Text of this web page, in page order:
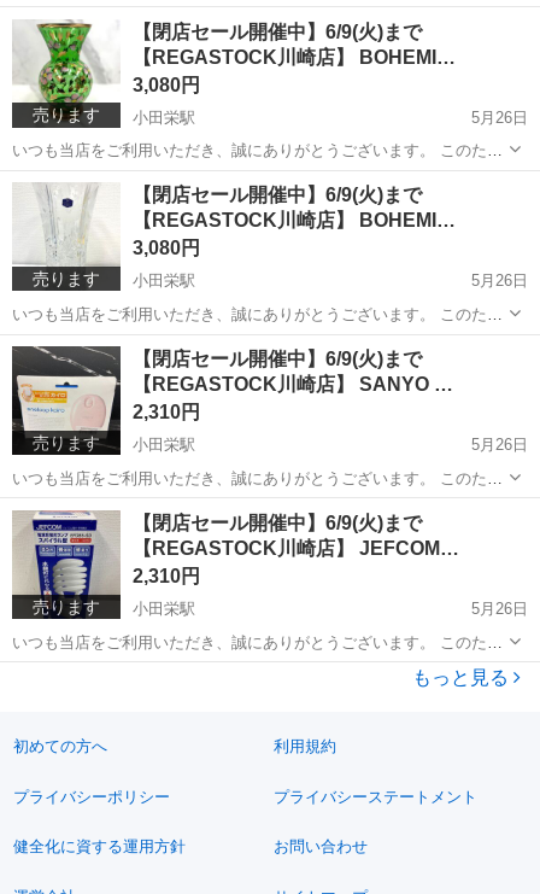
当店は、誠に勝手ながら閉店することとなりました。 これまで多くの
お客様にご来店・ご利用いただきましたこと、心より感謝申し上げま
す。 閉店に伴い、...
神奈川 小田栄駅 オーディオ アンティーク
売ります
【閉店セール開催中】6/9(火)まで
【REGASTOCK川崎店】 BOHEMI…
3,080円
小田栄駅
5月26日
いつも当店をご利用いただき、誠にありがとうございます。 このたび
当店は、誠に勝手ながら閉店することとなりました。 これまで多くの
お客様にご来店・ご利用いただきましたこと、心より感謝申し上げま
す。 閉店に伴い、...
神奈川 川崎市 小田栄駅 インテリア雑貨/小物
ボヘミアガラス
売ります
【閉店セール開催中】6/9(火)まで
【REGASTOCK川崎店】 BOHEMI…
3,080円
小田栄駅
5月26日
いつも当店をご利用いただき、誠にありがとうございます。 このたび
当店は、誠に勝手ながら閉店することとなりました。 これまで多くの
お客様にご来店・ご利用いただきましたこと、心より感謝申し上げま
す。 閉店に伴い、...
神奈川 川崎市 小田栄駅 インテリア雑貨/小物
ボヘミアガラス
売ります
【閉店セール開催中】6/9(火)まで
【REGASTOCK川崎店】 SANYO …
2,310円
小田栄駅
5月26日
いつも当店をご利用いただき、誠にありがとうございます。 このたび
当店は、誠に勝手ながら閉店することとなりました。 これまで多くの
お客様にご来店・ご利用いただきましたこと、心より感謝申し上げま
す。 閉店に伴い、...
神奈川 川崎市 小田栄駅 季節、空調家電 サンヨー
売ります
【閉店セール開催中】6/9(火)まで
【REGASTOCK川崎店】 JEFCOM…
2,310円
小田栄駅
5月26日
いつも当店をご利用いただき、誠にありがとうございます。 このたび
当店は、誠に勝手ながら閉店することとなりました。 これまで多くの
お客様にご来店・ご利用いただきましたこと、心より感謝申し上げま
もっと見る
初めての方へ 利用規約
プライバシーポリシー プライバシーステートメント
健全化に資する運用方針 お問い合わせ